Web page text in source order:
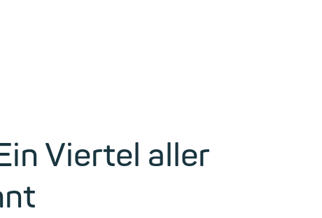
Viertel aller